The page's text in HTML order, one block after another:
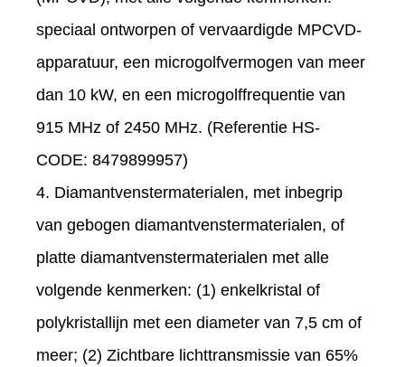
speciaal ontworpen of vervaardigde MPCVD-
apparatuur, een microgolfvermogen van meer
dan 10 kW, en een microgolffrequentie van
915 MHz of 2450 MHz. (Referentie HS-
CODE: 8479899957)
4. Diamantvenstermaterialen, met inbegrip
van gebogen diamantvenstermaterialen, of
platte diamantvenstermaterialen met alle
volgende kenmerken: (1) enkelkristal of
polykristallijn met een diameter van 7,5 cm of
meer; (2) Zichtbare lichttransmissie van 65%